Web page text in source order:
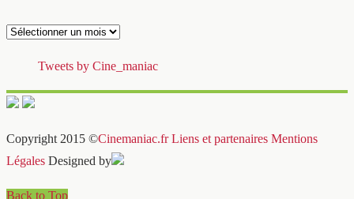
Archives
Tweets by Cine_maniac
Copyright 2015 ©Cinemaniac.fr Liens et partenaires Mentions
Légales Designed by
Back to Top